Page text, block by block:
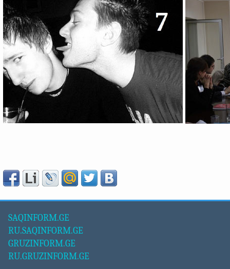
SAQINFORM.GE
RU.SAQINFORM.GE
GRUZINFORM.GE
RU.GRUZINFORM.GE